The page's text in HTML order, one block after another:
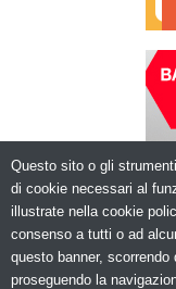
© Copyright
Iscrizione
Questo sito o gli
di cookie necessari al
illustrate nella cookie
consenso a tutti o ad
questo banner,
proseguendo la